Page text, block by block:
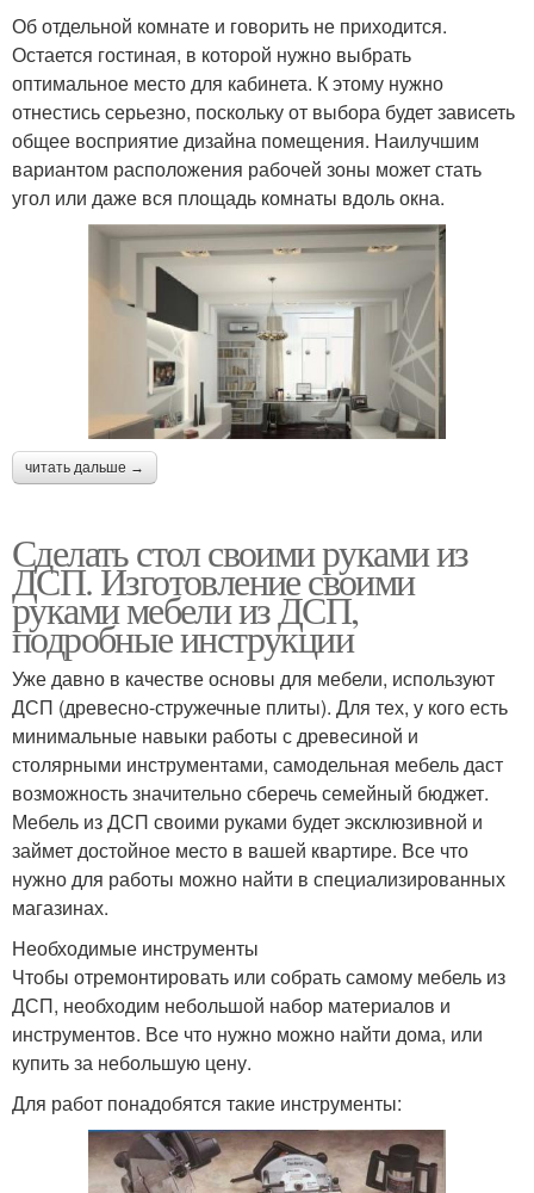
Об отдельной комнате и говорить не приходится.
Остается гостиная, в которой нужно выбрать
оптимальное место для кабинета. К этому нужно
отнестись серьезно, поскольку от выбора будет зависеть
общее восприятие дизайна помещения. Наилучшим
вариантом расположения рабочей зоны может стать
угол или даже вся площадь комнаты вдоль окна.
читать дальше →
Сделать стол своими руками из
ДСП. Изготовление своими
руками мебели из ДСП,
подробные инструкции
Уже давно в качестве основы для мебели, используют
ДСП (древесно-стружечные плиты). Для тех, у кого есть
минимальные навыки работы с древесиной и
столярными инструментами, самодельная мебель даст
возможность значительно сберечь семейный бюджет.
Мебель из ДСП своими руками будет эксклюзивной и
займет достойное место в вашей квартире. Все что
нужно для работы можно найти в специализированных
магазинах.
Необходимые инструменты
Чтобы отремонтировать или собрать самому мебель из
ДСП, необходим небольшой набор материалов и
инструментов. Все что нужно можно найти дома, или
купить за небольшую цену.
Для работ понадобятся такие инструменты: